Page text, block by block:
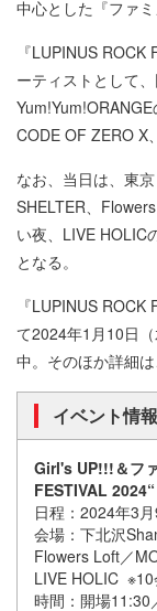
中心とした『ファ
『LUPINUS
ーティストとして
CODE OF ZERO X
なお、当日は、東
SHELTER、
い夜、LIVE HOLIC
となる。
『LUPINUS
て2024年1月10日
中。そのほか詳細
イベント情報
Girl's UP!!!＆フ
FESTIVAL 2024“
日程：2024年3月
会場：下北沢
Flowers Loft／
LIVE HOLIC ※10
時間：開場11:30